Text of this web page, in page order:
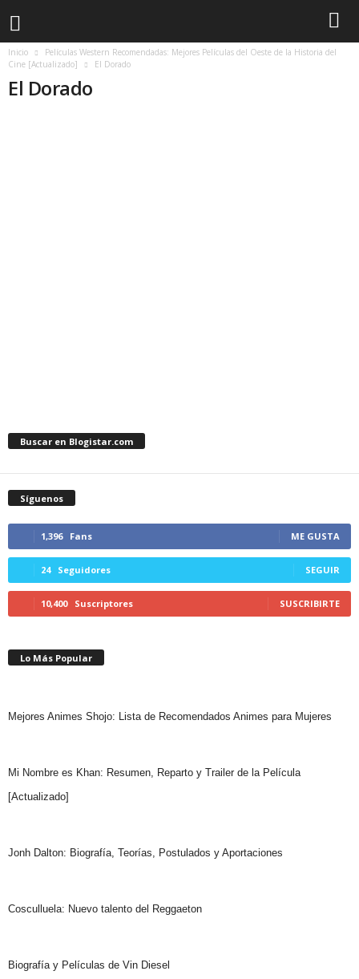
Inicio
Películas Western Recomendadas: Mejores Películas del Oeste de la Historia del
Cine [Actualizado]
El Dorado
El Dorado
Buscar en Blogistar.com
Síguenos
1,396 Fans ME GUSTA
24 Seguidores SEGUIR
10,400 Suscriptores SUSCRIBIRTE
Lo Más Popular
Mejores Animes Shojo: Lista de Recomendados Animes para Mujeres
Mi Nombre es Khan: Resumen, Reparto y Trailer de la Película
[Actualizado]
Jonh Dalton: Biografía, Teorías, Postulados y Aportaciones
Cosculluela: Nuevo talento del Reggaeton
Biografía y Películas de Vin Diesel